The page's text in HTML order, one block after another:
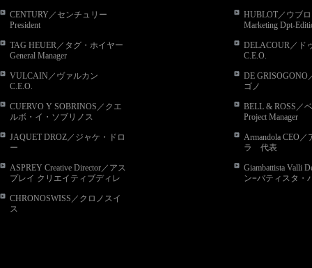
Board of Directors
CENTURY／センチュリー
President
HUBLOT／ウブロ
Marketing Dpt-
TAG HEUER／タグ・ホイヤー
General Manager
DELACOUR／ド
C.E.O.
VULCAIN／ヴァルカン
C.E.O.
DE GRISOGONO
ゴノ
CUERVO Y SOBRINOS／クエ
ルボ・イ・ソブリノス
BELL & ROSS／
Project Manager
JAQUET DROZ／ジャケ・ドロ
ー
Armandola CEO
ラ 代表
ASPREY Creative Director／アス
プレイ クリエイティブディレ
Giambattista Valli
ン=バティスタ・
CHRONOSWISS／クロノスイ
ス